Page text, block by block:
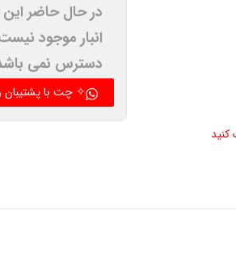
در حال حاضر
انبار موجود
دسترس نمی
✧ چت با